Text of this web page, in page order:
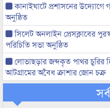
কানাইঘাটে প্রশাসনের
অনুষ্ঠিত
সিলেট অনলাইন প্রেসক্লাবের
পরিচিতি সভা অনুষ্ঠিত
লোভাছড়ার জব্দকৃত পাথর চুরির
আটগ্রামের অবৈধ ক্রাশার জোন চক্র